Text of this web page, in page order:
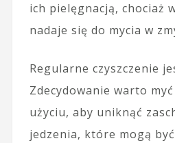
ich pielęgnacją, chociaż
nadaje się do mycia w
Regularne czyszczenie
Zdecydowanie warto
użyciu, aby uniknąć
jedzenia, które mogą